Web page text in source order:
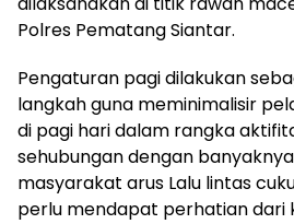
Polres Pematang Siantar.
Pengaturan pagi dilakukan
langkah guna meminimalisir
di pagi hari dalam rangka
sehubungan dengan
masyarakat arus Lalu lintas
perlu mendapat perhatian dari